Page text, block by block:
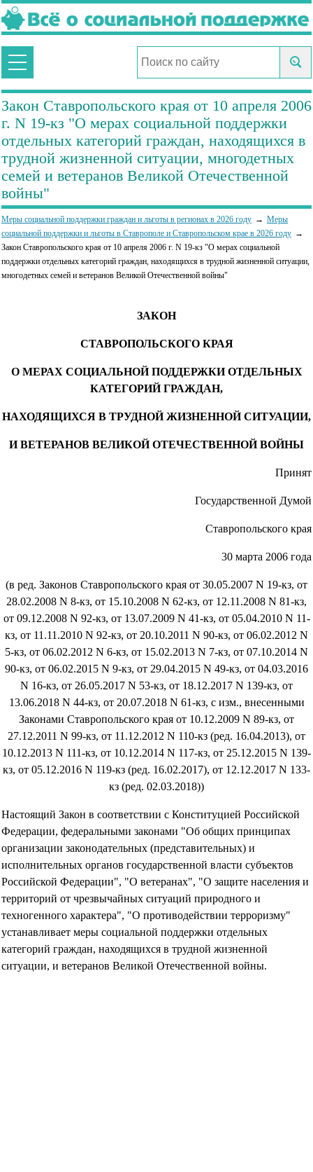
Закон Ставропольского края от 10 апреля 2006
г. N 19-кз "О мерах социальной поддержки
отдельных категорий граждан, находящихся в
трудной жизненной ситуации, многодетных
семей и ветеранов Великой Отечественной
войны"
Меры социальной поддержки граждан и льготы в регионах в 2026 году
Меры
социальной поддержки и льготы в Ставрополе и Ставропольском крае в 2026 году
Закон Ставропольского края от 10 апреля 2006 г. N 19-кз "О мерах социальной
поддержки отдельных категорий граждан, находящихся в трудной жизненной ситуации,
многодетных семей и ветеранов Великой Отечественной войны"
ЗАКОН
СТАВРОПОЛЬСКОГО КРАЯ
О МЕРАХ СОЦИАЛЬНОЙ ПОДДЕРЖКИ ОТДЕЛЬНЫХ
КАТЕГОРИЙ ГРАЖДАН,
НАХОДЯЩИХСЯ В ТРУДНОЙ ЖИЗНЕННОЙ СИТУАЦИИ,
И ВЕТЕРАНОВ ВЕЛИКОЙ ОТЕЧЕСТВЕННОЙ ВОЙНЫ
Принят
Государственной Думой
Ставропольского края
30 марта 2006 года
(в ред. Законов Ставропольского края от 30.05.2007 N 19-кз, от
28.02.2008 N 8-кз, от 15.10.2008 N 62-кз, от 12.11.2008 N 81-кз,
от 09.12.2008 N 92-кз, от 13.07.2009 N 41-кз, от 05.04.2010 N 11-
кз, от 11.11.2010 N 92-кз, от 20.10.2011 N 90-кз, от 06.02.2012 N
5-кз, от 06.02.2012 N 6-кз, от 15.02.2013 N 7-кз, от 07.10.2014 N
90-кз, от 06.02.2015 N 9-кз, от 29.04.2015 N 49-кз, от 04.03.2016
N 16-кз, от 26.05.2017 N 53-кз, от 18.12.2017 N 139-кз, от
13.06.2018 N 44-кз, от 20.07.2018 N 61-кз, с изм., внесенными
Законами Ставропольского края от 10.12.2009 N 89-кз, от
27.12.2011 N 99-кз, от 11.12.2012 N 110-кз (ред. 16.04.2013), от
10.12.2013 N 111-кз, от 10.12.2014 N 117-кз, от 25.12.2015 N 139-
кз, от 05.12.2016 N 119-кз (ред. 16.02.2017), от 12.12.2017 N 133-
кз (ред. 02.03.2018))
Настоящий Закон в соответствии с Конституцией Российской
Федерации, федеральными законами "Об общих принципах
организации законодательных (представительных) и
исполнительных органов государственной власти субъектов
Российской Федерации", "О ветеранах", "О защите населения и
территорий от чрезвычайных ситуаций природного и
техногенного характера", "О противодействии терроризму"
устанавливает меры социальной поддержки отдельных
категорий граждан, находящихся в трудной жизненной
ситуации, и ветеранов Великой Отечественной войны.